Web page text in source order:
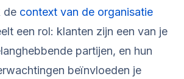
de context van de organisatie
een rol: klanten zijn een van je
partijen, en hun
beïnvloeden je